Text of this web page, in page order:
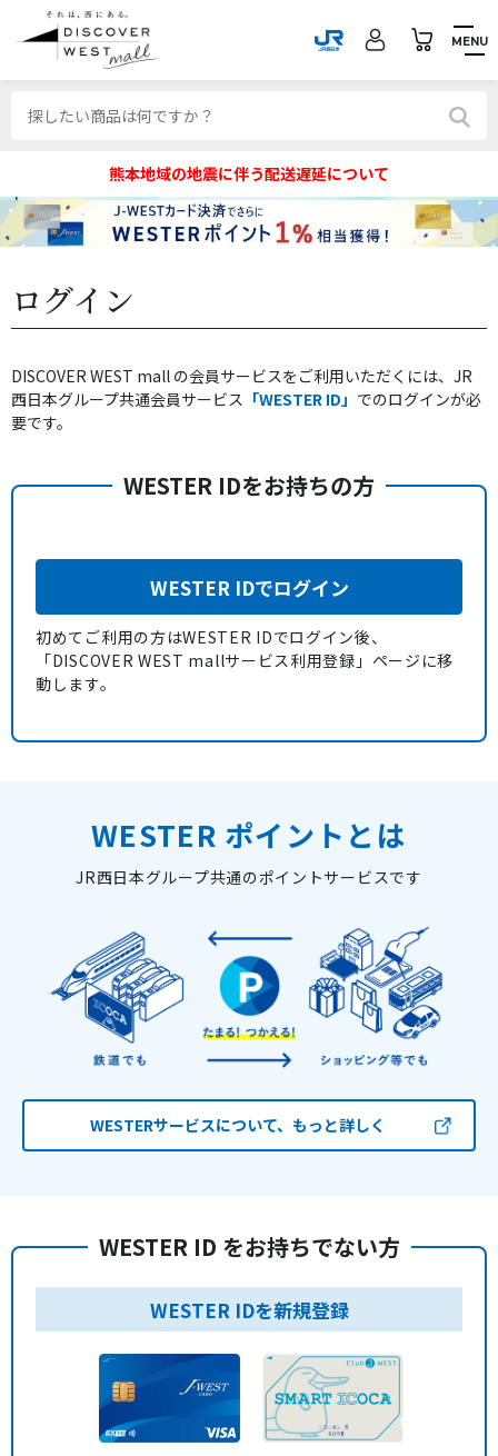
MENU
熊本地域の地震に伴う配送遅延について
ログイン
DISCOVER WEST mall の会員サービスをご利用いただくには、JR
西日本グループ共通会員サービス 「WESTER ID」 でのログインが必
要です。
WESTER IDをお持ちの方
WESTER IDでログイン
初めてご利用の方はWESTER IDでログイン後、
「DISCOVER WEST mallサービス利用登録」ページに移
動します。
WESTER ポイントとは
JR西日本グループ共通のポイントサービスです
WESTERサービスについて、もっと詳しく
WESTER ID をお持ちでない方
WESTER IDを新規登録